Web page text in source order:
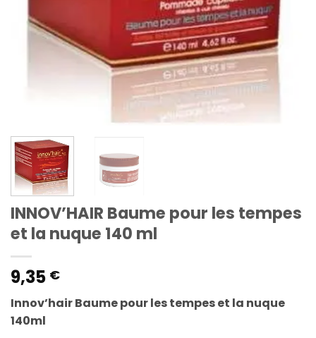
INNOV’HAIR Baume pour les tempes
et la nuque 140 ml
9,35 €
Innov’hair Baume pour les tempes et la nuque
140ml